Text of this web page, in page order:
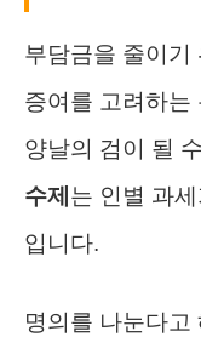
부담금을 줄이기
증여를 고려하는
양날의 검이 될
수제 는 인별 과세
입니다.
명의를 나눈다고